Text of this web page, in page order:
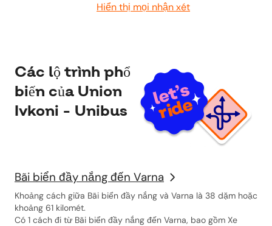
Hiển thị mọi nhận xét
Các lộ trình phổ
biến của Union
Ivkoni - Unibus
Bãi biển đầy nắng đến Varna
Khoảng cách giữa Bãi biển đầy nắng và Varna là 38 dặm hoặc
khoảng 61 kilomét.
Có 1 cách đi từ Bãi biển đầy nắng đến Varna, bao gồm Xe